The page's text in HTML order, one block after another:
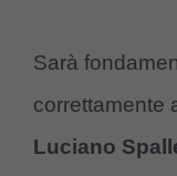
Sarà
correttamente
Luciano